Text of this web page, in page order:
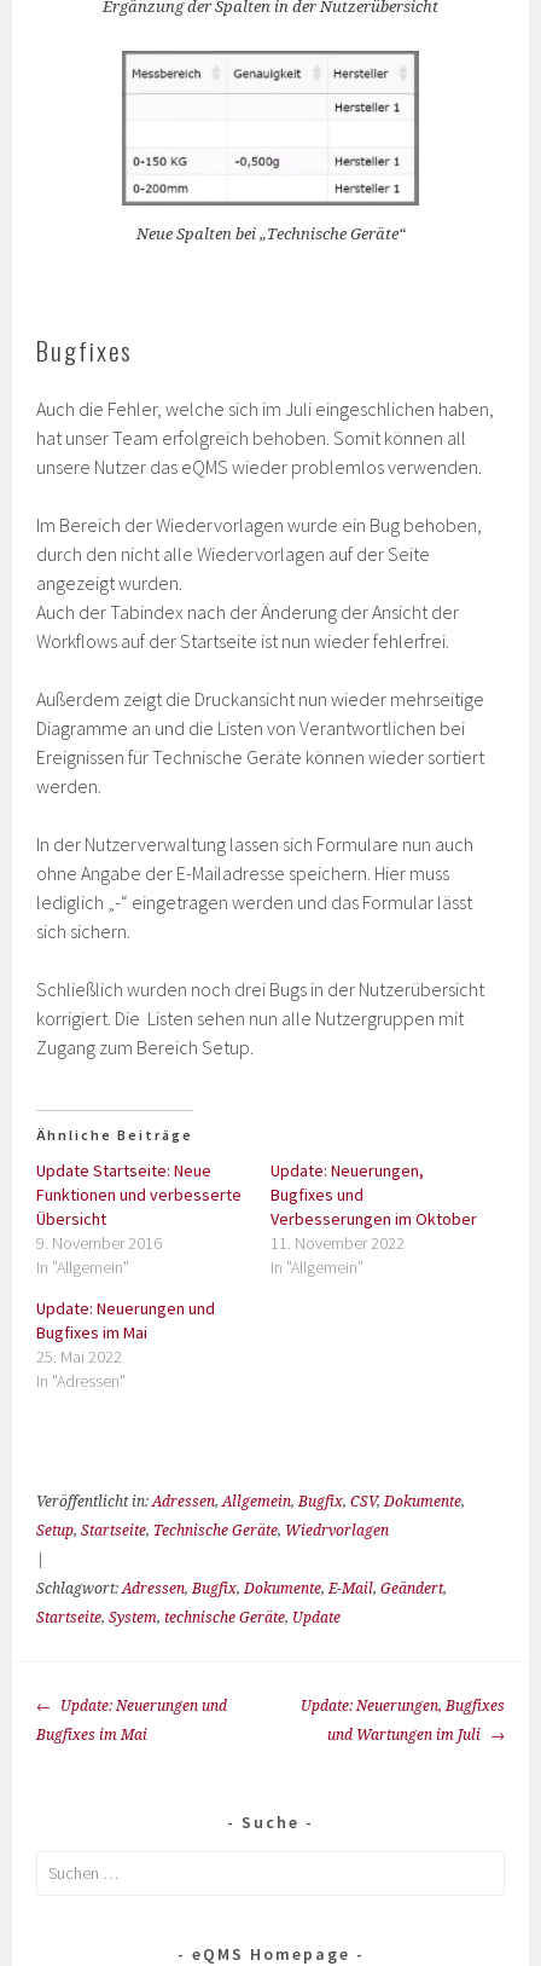
Ergänzung der Spalten in der Nutzerübersicht
Neue Spalten bei „Technische Geräte“
Bugfixes
Auch die Fehler, welche sich im Juli eingeschlichen haben,
hat unser Team erfolgreich behoben. Somit können all
unsere Nutzer das eQMS wieder problemlos verwenden.
Im Bereich der Wiedervorlagen wurde ein Bug behoben,
durch den nicht alle Wiedervorlagen auf der Seite
angezeigt wurden.
Auch der Tabindex nach der Änderung der Ansicht der
Workflows auf der Startseite ist nun wieder fehlerfrei.
Außerdem zeigt die Druckansicht nun wieder mehrseitige
Diagramme an und die Listen von Verantwortlichen bei
Ereignissen für Technische Geräte können wieder sortiert
werden.
In der Nutzerverwaltung lassen sich Formulare nun auch
ohne Angabe der E-Mailadresse speichern. Hier muss
lediglich „-“ eingetragen werden und das Formular lässt
sich sichern.
Schließlich wurden noch drei Bugs in der Nutzerübersicht
korrigiert. Die Listen sehen nun alle Nutzergruppen mit
Zugang zum Bereich Setup.
Ähnliche Beiträge
Update Startseite: Neue
Funktionen und verbesserte
Übersicht
9. November 2016
In "Allgemein"
Update: Neuerungen,
Bugfixes und
Verbesserungen im Oktober
11. November 2022
In "Allgemein"
Update: Neuerungen und
Bugfixes im Mai
25. Mai 2022
In "Adressen"
Veröffentlicht in:Adressen,Allgemein,Bugfix,CSV,Dokumente,
Setup,Startseite, Technische Geräte, Wiedrvorlagen
Schlagwort:Adressen,Bugfix,Dokumente,E-Mail,Geändert,
Startseite,System, technische Geräte, Update
Update: Neuerungen und
Bugfixes im Mai
Update: Neuerungen, Bugfixes
und Wartungen im Juli
Suche
eQMS Homepage